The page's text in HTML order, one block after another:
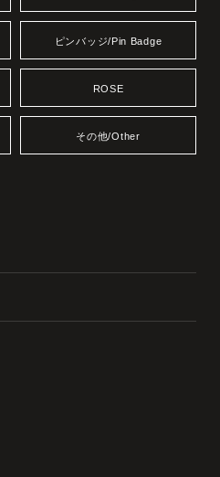
ピンバッジ/Pin Badge
ROSE
その他/Other